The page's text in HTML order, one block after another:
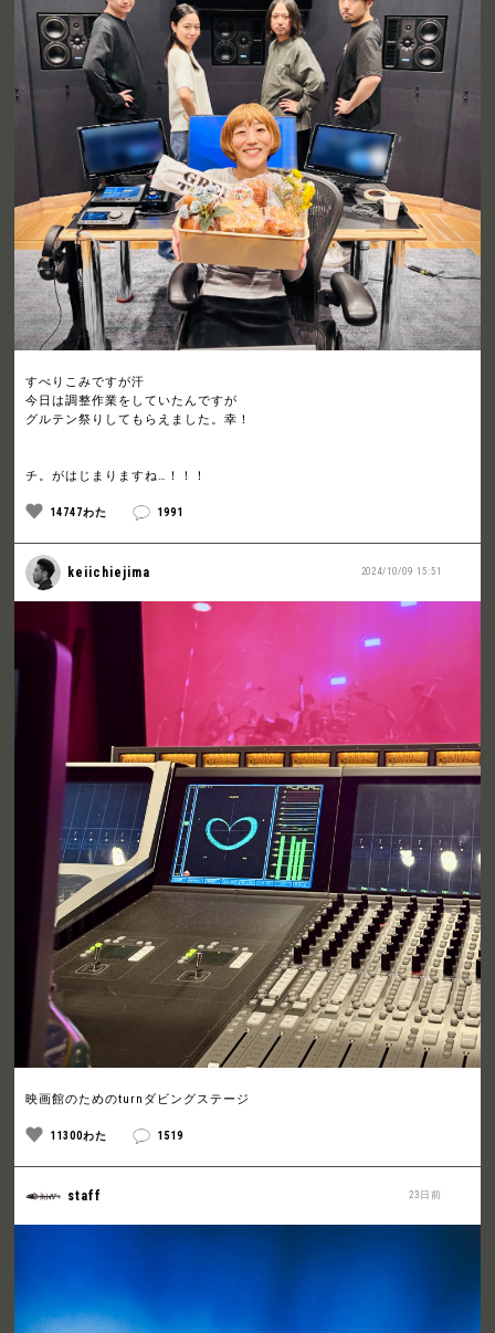
すべりこみですが汗
今日は調整作業をしていたんですが
グルテン祭りしてもらえました。幸！
チ。がはじまりますね…！！！
14747わた 1991
2024/10/09 15:51
keiichiejima
映画館のためのturnダビングステージ
11300わた 1519
23日前
staff